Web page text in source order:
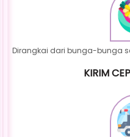
Dirangkai dari bunga-bunga
KIRIM